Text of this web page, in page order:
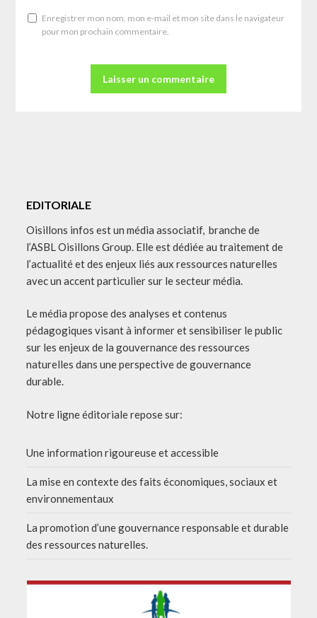
Enregistrer mon nom, mon e-mail et mon site dans le navigateur
pour mon prochain commentaire.
EDITORIALE
Oisillons infos est un média associatif, branche de
l’ASBL Oisillons Group. Elle est dédiée au traitement de
l’actualité et des enjeux liés aux ressources naturelles
avec un accent particulier sur le secteur média.
Le média propose des analyses et contenus
pédagogiques visant à informer et sensibiliser le public
sur les enjeux de la gouvernance des ressources
naturelles dans une perspective de gouvernance
durable.
Notre ligne éditoriale repose sur:
Une information rigoureuse et accessible
La mise en contexte des faits économiques, sociaux et
environnementaux
La promotion d’une gouvernance responsable et durable
des ressources naturelles.